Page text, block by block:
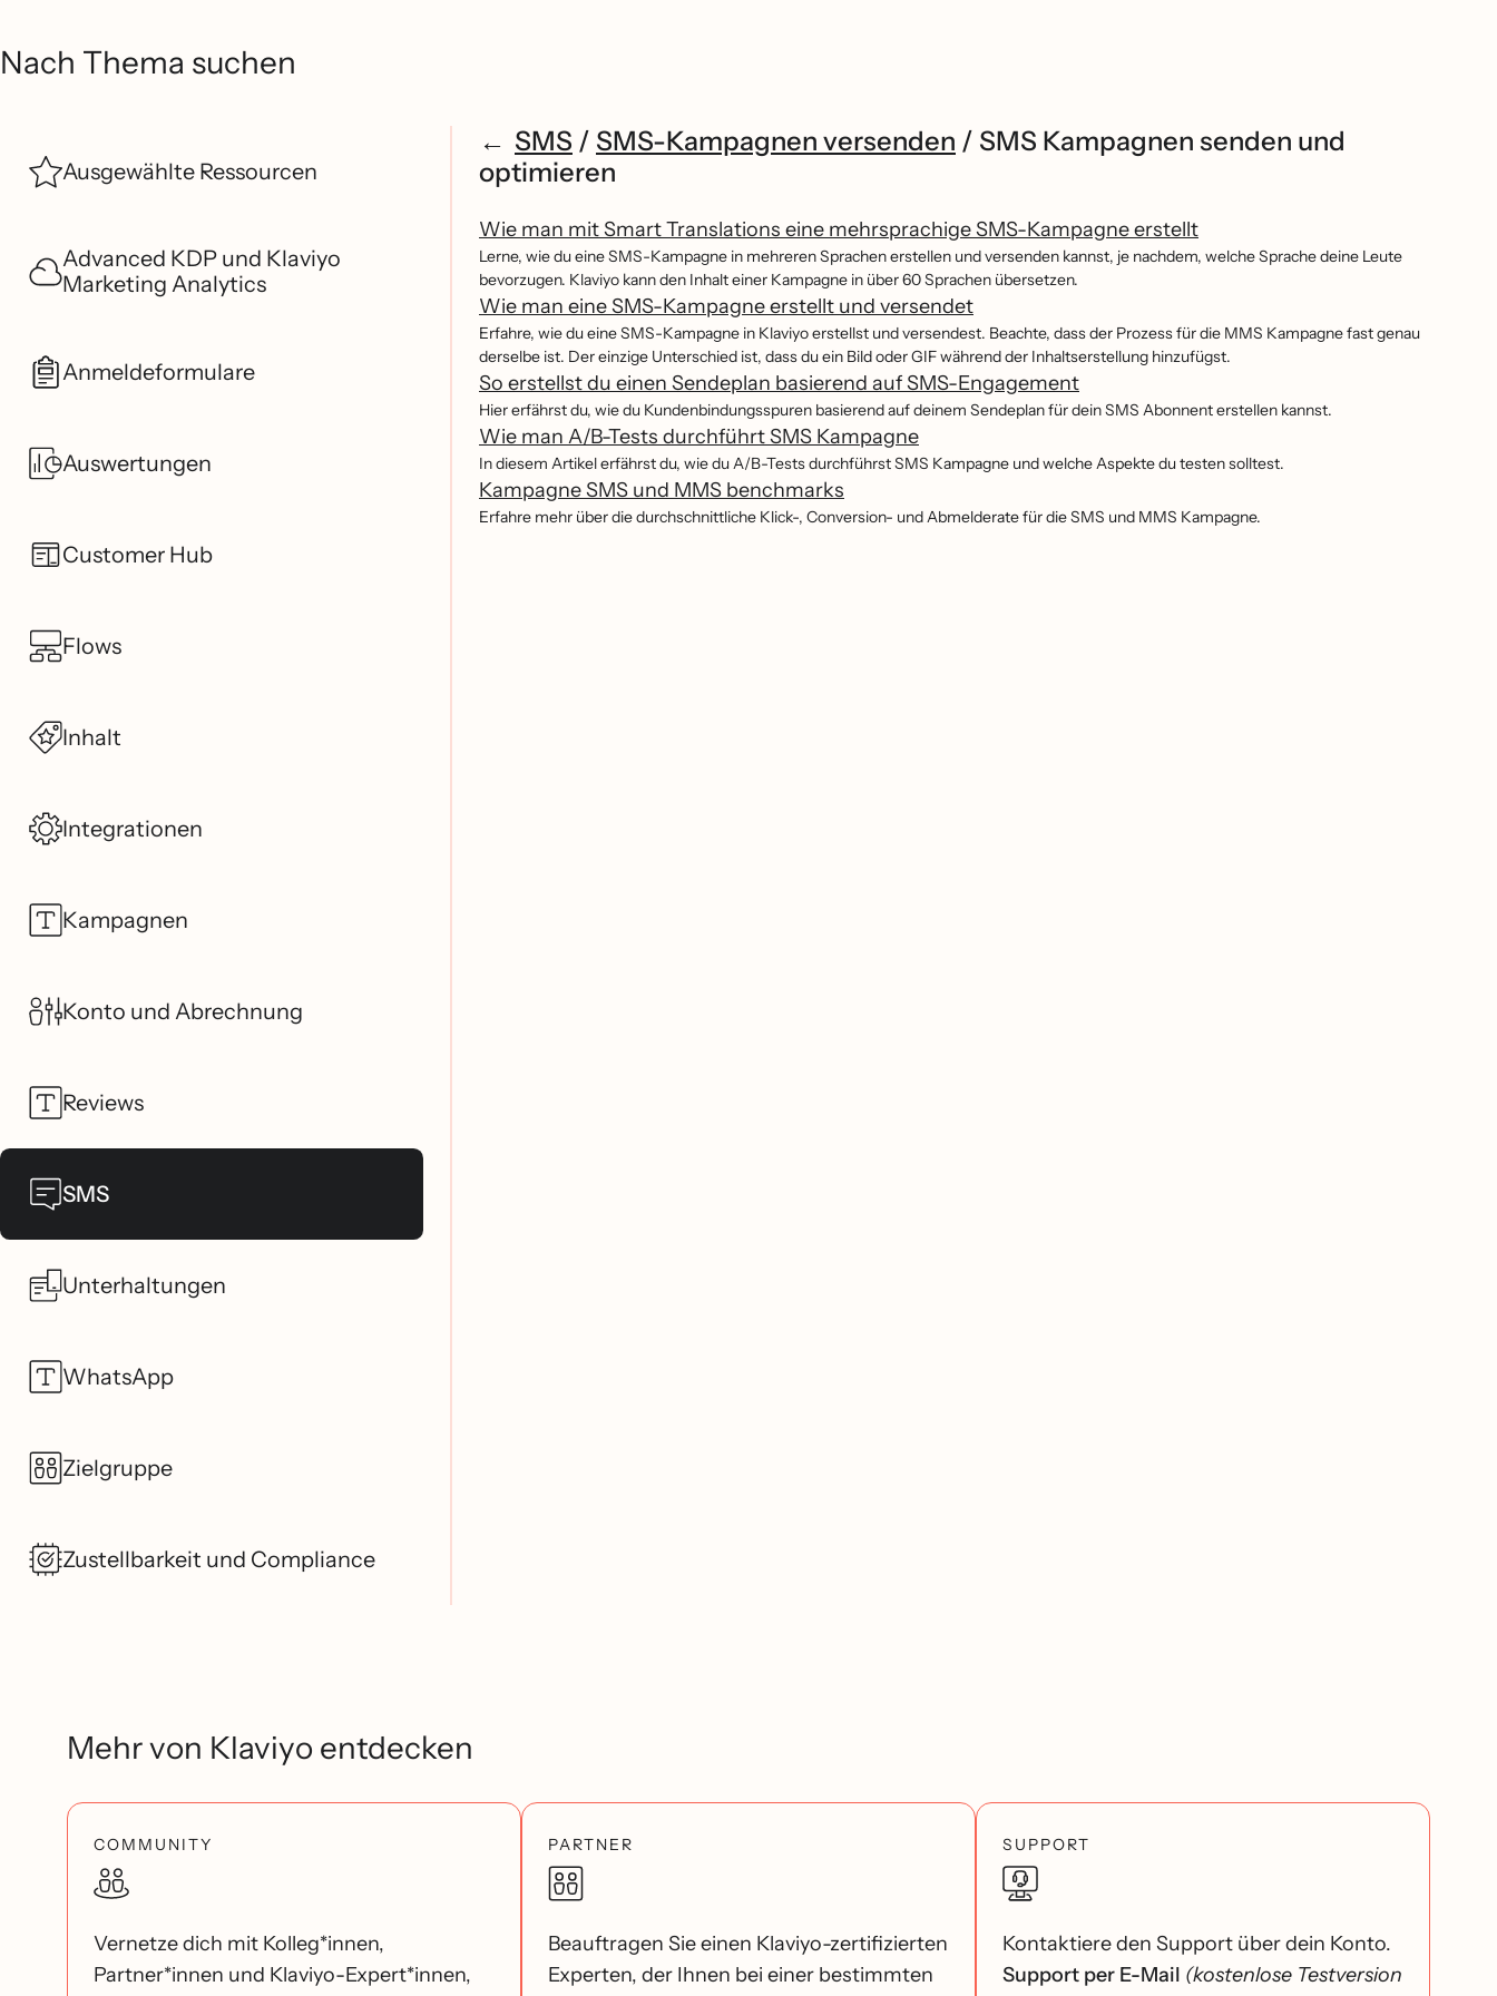
Nach Thema suchen
Ausgewählte Ressourcen
Advanced KDP und Klaviyo
Marketing Analytics
Anmeldeformulare
Auswertungen
Customer Hub
Flows
Inhalt
Integrationen
Kampagnen
Konto und Abrechnung
Reviews
SMS
Unterhaltungen
WhatsApp
Zielgruppe
Zustellbarkeit und Compliance
SMS / SMS-Kampagnen versenden / SMS Kampagnen senden und
optimieren
Wie man mit Smart Translations eine mehrsprachige SMS-Kampagne erstellt
Lerne, wie du eine SMS-Kampagne in mehreren Sprachen erstellen und versenden kannst, je nachdem, welche Sprache deine Leute
bevorzugen. Klaviyo kann den Inhalt einer Kampagne in über 60 Sprachen übersetzen.
Wie man eine SMS-Kampagne erstellt und versendet
Erfahre, wie du eine SMS-Kampagne in Klaviyo erstellst und versendest. Beachte, dass der Prozess für die MMS Kampagne fast genau
derselbe ist. Der einzige Unterschied ist, dass du ein Bild oder GIF während der Inhaltserstellung hinzufügst.
So erstellst du einen Sendeplan basierend auf SMS-Engagement
Hier erfährst du, wie du Kundenbindungsspuren basierend auf deinem Sendeplan für dein SMS Abonnent erstellen kannst.
Wie man A/B-Tests durchführt SMS Kampagne
In diesem Artikel erfährst du, wie du A/B-Tests durchführst SMS Kampagne und welche Aspekte du testen solltest.
Kampagne SMS und MMS benchmarks
Erfahre mehr über die durchschnittliche Klick-, Conversion- und Abmelderate für die SMS und MMS Kampagne.
Mehr von Klaviyo entdecken
COMMUNITY
Vernetze dich mit Kolleg*innen,
Partner*innen und Klaviyo-Expert*innen,
PARTNER
Beauftragen Sie einen Klaviyo-zertifizierten
Experten, der Ihnen bei einer bestimmten
SUPPORT
Kontaktiere den Support über dein Konto.
Support per E-Mail (kostenlose Testversion